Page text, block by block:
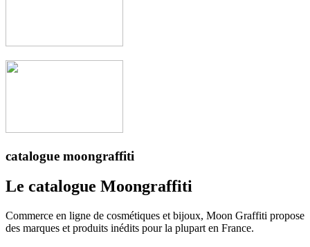
catalogue moongraffiti
Le catalogue Moongraffiti
Commerce en ligne de cosmétiques et bijoux, Moon Graffiti propose
des marques et produits inédits pour la plupart en France.